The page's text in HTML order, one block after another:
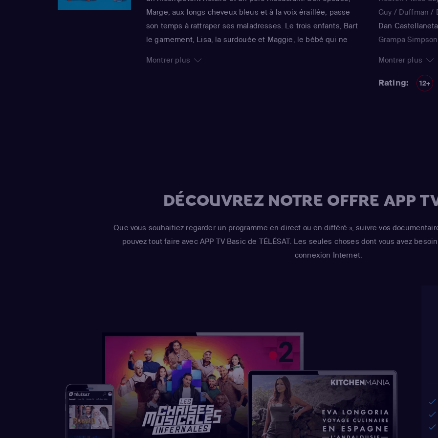
Marge, aux longs cheveux bleus et à la voix éraillée, passe
son temps à rattraper ses maladresses. Le trois enfants, Bart
le garnement, Lisa, la surdouée et Maggie, le bébé qui ne
foyer. La série impertinente de Matt Groening, qui a déjà fêté
Montrer plus
Guy / Duffman /
Dan Castellaneta
Grampa
Simpson / Patty
Nancy Cartwright
Kearney
Risotto / Kirk
Maximilian von
Castellaneta
(Bart
Chalmers / Moe
Book Guy)
Dan
(Homer
/ Barney
/ Sideshow Mel
Montrer plus
Rating: 12+
DÉCOUVREZ NOTRE OFFRE APP
Que vous souhaitiez regarder un programme en direct ou en différé 3, suivre vos
pouvez tout faire avec APP TV Basic de TÉLÉSAT. Les seules choses dont vous avez
connexion Internet.